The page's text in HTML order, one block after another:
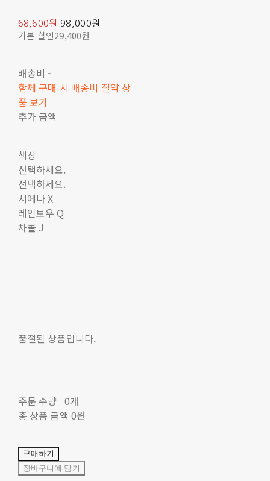
68,600원 98,000원
기본 할인29,400원
배송비 -
함께 구매 시 배송비 절약 상
품 보기
추가 금액
색상
선택하세요.
선택하세요.
시에나 X
레인보우 Q
차콜 J
품절된 상품입니다.
주문 수량 0개
총 상품 금액 0원
구매하기
장바구니에 담기